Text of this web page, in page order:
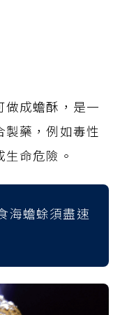
做成蟾酥，是一
藥，例如毒性
命危險。
海蟾蜍須盡速